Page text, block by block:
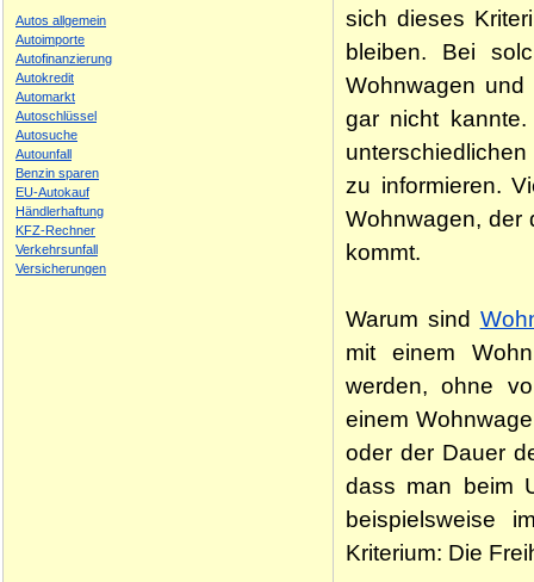
Autos allgemein
Autoimporte
Autofinanzierung
Autokredit
Automarkt
Autoschlüssel
Autosuche
Autounfall
Benzin sparen
EU-Autokauf
Händlerhaftung
KFZ-Rechner
Verkehrsunfall
Versicherungen
sich dieses
bleiben. Bei
Wohnwagen
gar nicht
zu informieren.
Wohnwagen, der
kommt.
Warum sind
mit einem
werden, ohne
einem
oder der Dauer
dass man beim
beispielsweise
Kriterium: Die